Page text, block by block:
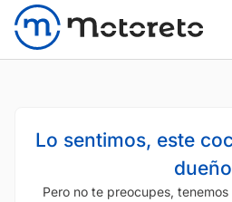
Lo sentimos, este
dueño
Pero no te preocupes,